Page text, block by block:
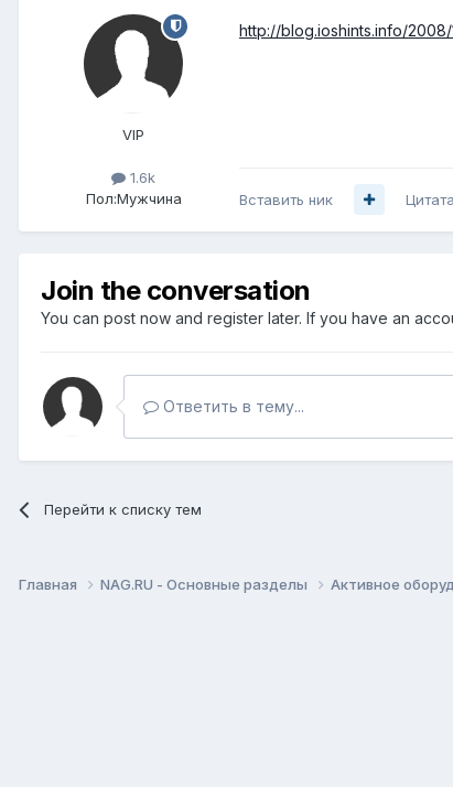
VIP
1.6k
Пол:Мужчина
http://blog.ioshints.info/
Вставить ник Цитата
Join the conversation
You can post now and register later. If you have an
Ответить в тему...
Перейти к списку тем
Главная NAG.RU - Основные разделы Активное